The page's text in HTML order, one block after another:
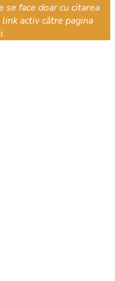
face doar cu citarea
activ către pagina